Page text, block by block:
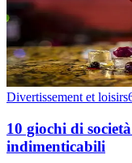
Divertissement et loisirs
10 giochi di
indimenticabili